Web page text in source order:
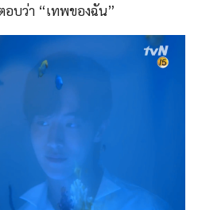
บว่า “เทพของฉัน”